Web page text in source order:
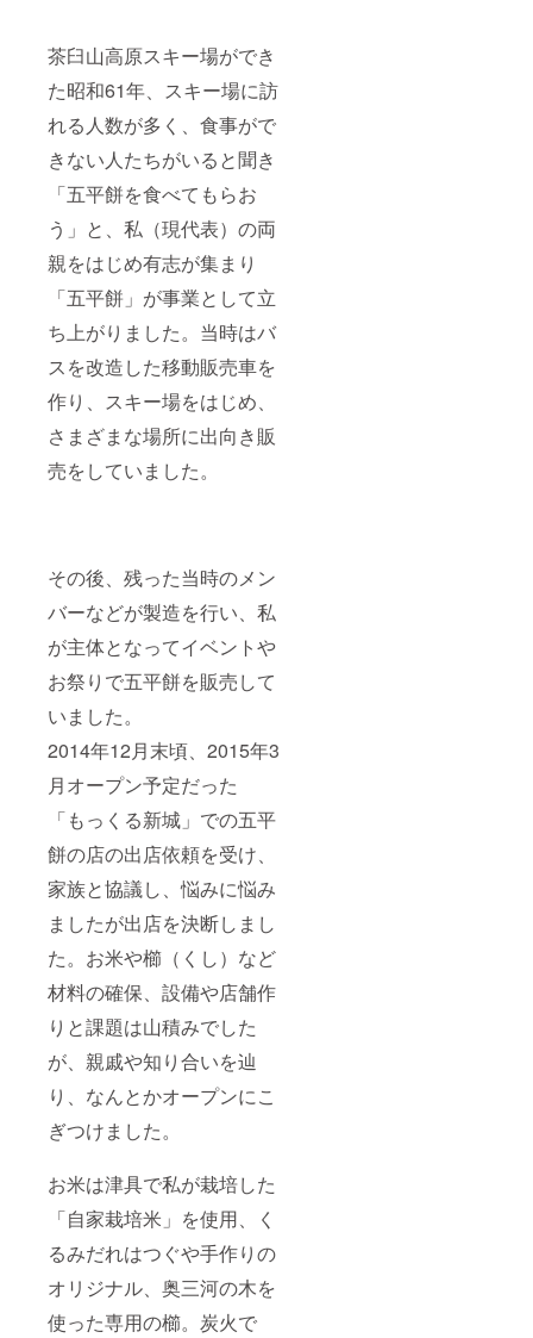
茶臼山高原スキー場ができ
た昭和61年、スキー場に訪
れる人数が多く、食事がで
きない人たちがいると聞き
「五平餅を食べてもらお
う」と、私（現代表）の両
親をはじめ有志が集まり
「五平餅」が事業として立
ち上がりました。当時はバ
スを改造した移動販売車を
作り、スキー場をはじめ、
さまざまな場所に出向き販
売をしていました。
その後、残った当時のメン
バーなどが製造を行い、私
が主体となってイベントや
お祭りで五平餅を販売して
いました。
2014年12月末頃、2015年3
月オープン予定だった
「もっくる新城」での五平
餅の店の出店依頼を受け、
家族と協議し、悩みに悩み
ましたが出店を決断しまし
た。お米や櫛（くし）など
材料の確保、設備や店舗作
りと課題は山積みでした
が、親戚や知り合いを辿
り、なんとかオープンにこ
ぎつけました。
お米は津具で私が栽培した
「自家栽培米」を使用、く
るみだれはつぐや手作りの
オリジナル、奥三河の木を
使った専用の櫛。炭火で